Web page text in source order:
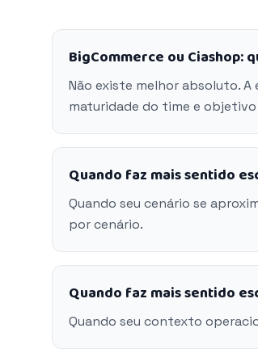
BigCommerce ou Ciashop:
Não existe melhor absoluto.
maturidade do time e
Quando faz mais sentido
Quando seu cenário se
por cenário.
Quando faz mais sentido
Quando seu contexto